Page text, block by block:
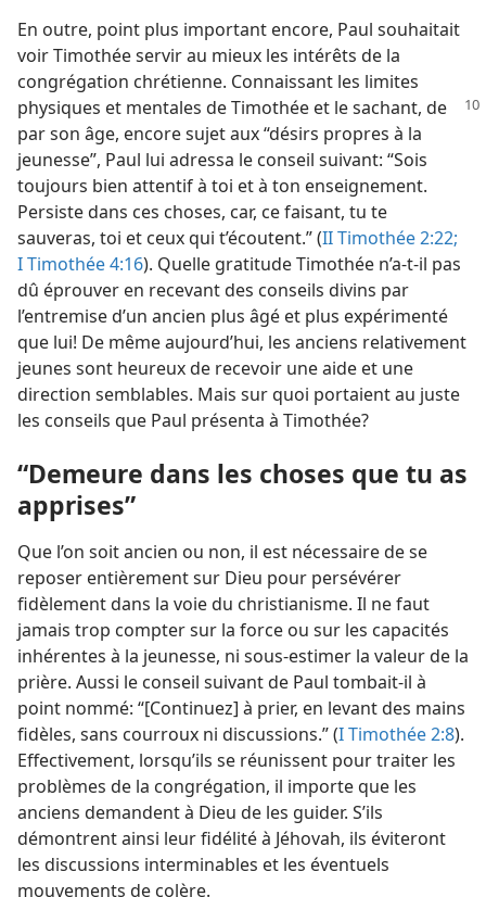
En outre, point plus important encore, Paul souhaitait
voir Timothée servir au mieux les intérêts de la
congrégation chrétienne. Connaissant les limites
physiques et mentales de Timothée et le sachant, de
par son âge, encore sujet aux “désirs propres à la
jeunesse”, Paul lui adressa le conseil suivant: “Sois
toujours bien attentif à toi et à ton enseignement.
Persiste dans ces choses, car, ce faisant, tu te
sauveras, toi et ceux qui t’écoutent.” (II Timothée 2:22;
I Timothée 4:16). Quelle gratitude Timothée n’a-​t-​il pas
dû éprouver en recevant des conseils divins par
l’entremise d’un ancien plus âgé et plus expérimenté
que lui! De même aujourd’hui, les anciens relativement
jeunes sont heureux de recevoir une aide et une
direction semblables. Mais sur quoi portaient au juste
les conseils que Paul présenta à Timothée?
“Demeure dans les choses que tu as
apprises”
Que l’on soit ancien ou non, il est nécessaire de se
reposer entièrement sur Dieu pour persévérer
fidèlement dans la voie du christianisme. Il ne faut
jamais trop compter sur la force ou sur les capacités
inhérentes à la jeunesse, ni sous-estimer la valeur de la
prière. Aussi le conseil suivant de Paul tombait-​il à
point nommé: “[Continuez] à prier, en levant des mains
fidèles, sans courroux ni discussions.” (I Timothée 2:8).
Effectivement, lorsqu’ils se réunissent pour traiter les
problèmes de la congrégation, il importe que les
anciens demandent à Dieu de les guider. S’ils
démontrent ainsi leur fidélité à Jéhovah, ils éviteront
les discussions interminables et les éventuels
mouvements de colère.